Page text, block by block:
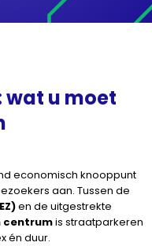
wat u moet
economisch knooppunt
aan. Tussen de
en de uitgestrekte
centrumis straatparkeren
én duur.